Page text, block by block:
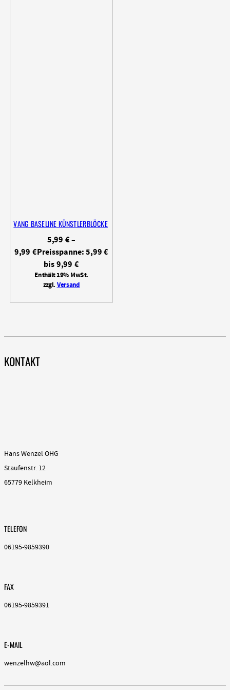
VANG BASELINE KÜNSTLERBLÖCKE
5,99 €–
9,99 €Preisspanne: 5,99 €
bis 9,99 €
Enthält 19% MwSt.
zzgl.Versand
KONTAKT
Hans Wenzel OHG
Staufenstr. 12
65779 Kelkheim
TELEFON
06195-9859390
FAX
06195-9859391
E-MAIL
wenzelhw@aol.com